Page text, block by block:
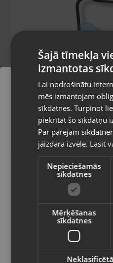
Matteo
Daugavpils, Saules iela 55
Stāvoklis Jauns (Garantija
16.00€
SLV SITRA S WL
Pasūtījumi tiks
izvēlēto valsti
Vietnes saturs būs
valodā
Valsts
Latviešu / Latvian
Šajā tīmekļa
izmantotas
Lai nodrošinātu
mēs izmantojam
sīkdatnes. Turpinot
piekrītat šo sīkdatņu
Par pārējām
jāizdara izvēle. Lasīt
Nepieciešamās
sīkdatnes
Mērķēšanas
sīkdatnes